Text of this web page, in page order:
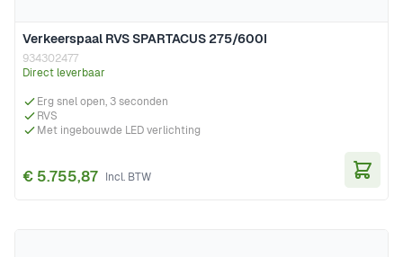
Verkeerspaal RVS SPARTACUS 275/600I
934302477
Direct leverbaar
Erg snel open, 3 seconden
RVS
Met ingebouwde LED verlichting
€ 5.755,87